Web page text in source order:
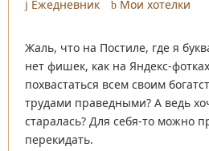
Ежедневник Мои хотелки
Жаль, что на Постиле, где я
нет фишек, как на Яндекс-
похвастаться всем своим
трудами праведными? А ведь
старалась? Для себя-то можно
перекидать.